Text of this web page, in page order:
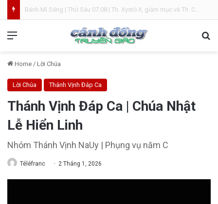
Bánh Mì Sáng | Thứ Năm 06.08 | Chúa hiển dung
Home / Lời Chúa
Lời Chúa Thánh Vịnh Đáp Ca
Thánh Vịnh Đáp Ca | Chúa Nhật
Lễ Hiển Linh
Nhóm Thánh Vịnh NaUy | Phụng vụ năm C
Téléfranc 2 Tháng 1, 2026